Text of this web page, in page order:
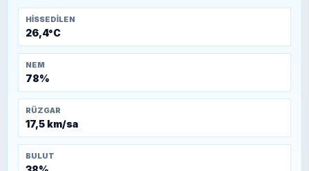
HISSEDILEN
26,4°C
NEM
78%
RÜZGAR
17,5 km/sa
BULUT